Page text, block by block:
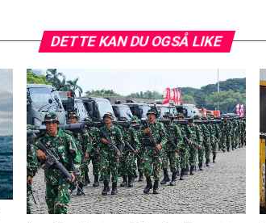
DETTE KAN DU OGSÅ LIKE